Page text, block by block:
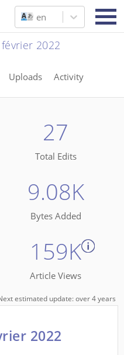
en
2022
Uploads Activity
27
Total Edits
9.08K
Bytes Added
159K
Article Views
estimated update: over 4 years
2022